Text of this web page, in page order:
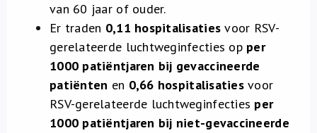
van 60 jaar of ouder.
Er traden 0,11 hospitalisaties voor RSV-
gerelateerde luchtweginfecties op per
1000 patiëntjaren bij gevaccineerde
patiënten en 0,66 hospitalisatiesvoor
RSV-gerelateerde luchtweginfecties per
1000 patiëntjaren bij niet-gevaccineerde